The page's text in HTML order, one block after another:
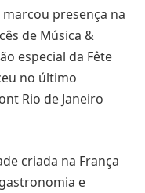
marcou presença na
de Música &
especial da Fête
no último
Rio de Janeiro
criada na França
e